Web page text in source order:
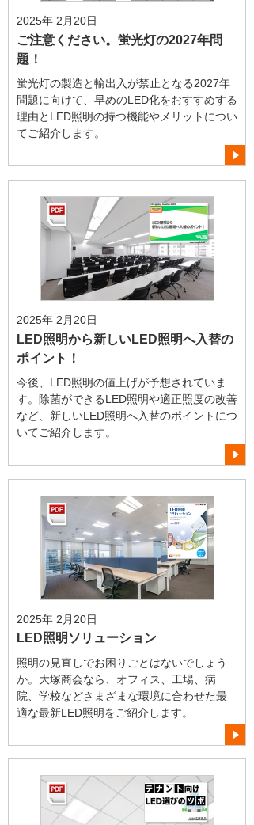
2025年 2月20日
ご注意ください。蛍光灯の2027年問
題！
蛍光灯の製造と輸出入が禁止となる2027年
問題に向けて、早めのLED化をおすすめする
理由とLED照明の持つ機能やメリットについ
てご紹介します。
2025年 2月20日
LED照明から新しいLED照明へ入替の
ポイント！
今後、LED照明の値上げが予想されていま
す。除菌ができるLED照明や適正照度の改善
など、新しいLED照明へ入替のポイントにつ
いてご紹介します。
2025年 2月20日
LED照明ソリューション
照明の見直しでお困りごとはないでしょう
か。大塚商会なら、オフィス、工場、病
院、学校などさまざまな環境に合わせた最
適な最新LED照明をご紹介します。